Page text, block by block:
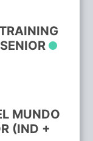
MUNDO
(IND +